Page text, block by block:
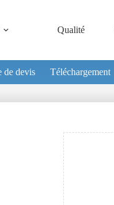
Qualité
de devis Téléchargement